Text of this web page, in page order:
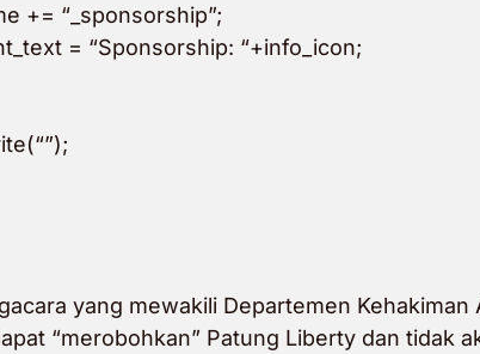
+= “_sponsorship”;
= “Sponsorship: “+info_icon;
yang mewakili Departemen Kehakiman
“merobohkan” Patung Liberty dan tidak